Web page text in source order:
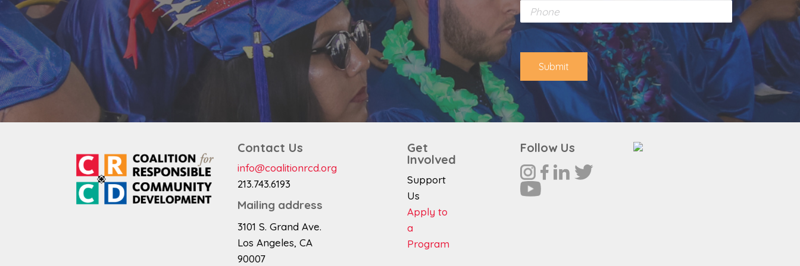
l
*
h
o
e
Submit
Contact Us
info@coalitionrcd.org
213.743.6193
Mailing address
3101 S. Grand Ave.
Los Angeles, CA
90007
Get
Involved
Support
Us
Apply to
a
Program
Follow Us